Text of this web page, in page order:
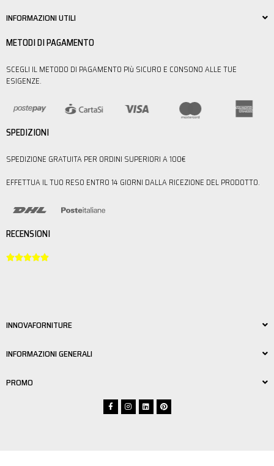
INFORMAZIONI UTILI
METODI DI PAGAMENTO
SCEGLI IL METODO DI PAGAMENTO PIù SICURO E CONSONO ALLE TUE
ESIGENZE.
SPEDIZIONI
SPEDIZIONE GRATUITA PER ORDINI SUPERIORI A 100€
EFFETTUA IL TUO RESO ENTRO 14 GIORNI DALLA RICEZIONE DEL PRODOTTO.
RECENSIONI

INNOVAFORNITURE
INFORMAZIONI GENERALI
PROMO